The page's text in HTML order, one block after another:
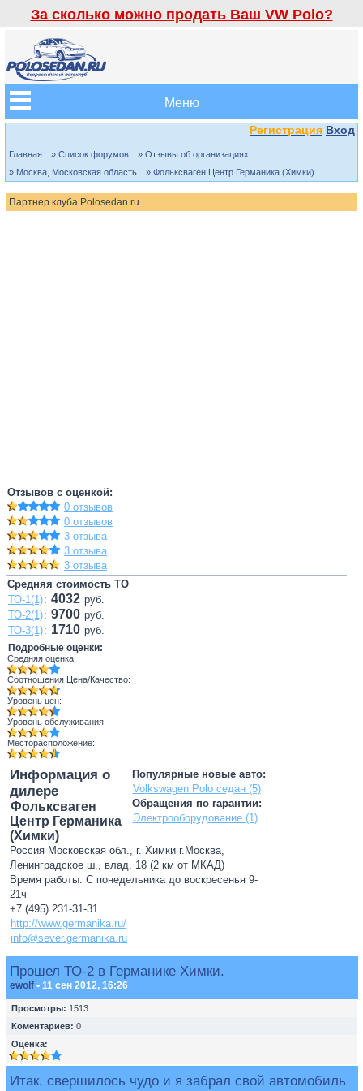
За сколько можно продать Ваш VW Polo?
Меню
Регистрация Вход
Главная » Список форумов
» Отзывы об организациях
» Москва, Московская область
» Фольксваген Центр Германика (Химки)
Партнер клуба Polosedan.ru
Отзывов с оценкой:
0 отзывов
0 отзывов
3 отзыва
3 отзыва
3 отзыва
Средняя стоимость ТО
ТО-1(1): 4032 руб.
ТО-2(1): 9700 руб.
ТО-3(1): 1710 руб.
Подробные оценки:
Средняя оценка:
Соотношения Цена/Качество:
Уровень цен:
Уровень обслуживания:
Месторасположение:
Популярные новые авто:
Volkswagen Polo седан (5)
Обращения по гарантии:
Электрооборудование (1)
Информация о
дилере
Фольксваген
Центр Германика
(Химки)
Россия Московская обл., г. Химки г.Москва,
Ленинградское ш., влад. 18 (2 км от МКАД)
Время работы: С понедельника до воскресенья 9-
21ч
+7 (495) 231-31-31
http://www.germanika.ru/
info@sever.germanika.ru
Прошел ТО-2 в Германике Химки.
ewolf • 11 сен 2012, 16:26
Просмотры: 1513
Коментариев: 0
Оценка:
Итак, свершилось чудо и я забрал свой автомобиль